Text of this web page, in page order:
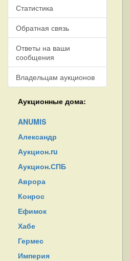
Статистика
Обратная связь
Ответы на ваши
сообщения
Владельцам аукционов
Аукционные дома:
ANUMIS
Александр
Аукцион.ru
Аукцион.СПБ
Аврора
Конрос
Ефимок
Хабе
Гермес
Империя